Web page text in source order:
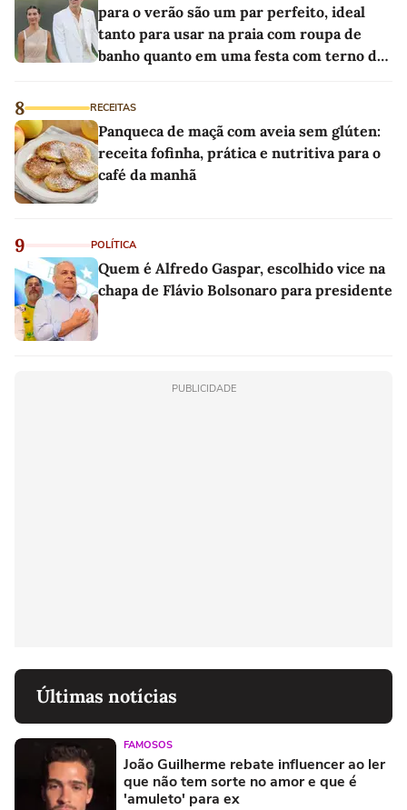
para o verão são um par perfeito, ideal
tanto para usar na praia com roupa de
banho quanto em uma festa com terno de
8 RECEITAS
Panqueca de maçã com aveia sem glúten:
receita fofinha, prática e nutritiva para o
café da manhã
9 POLÍTICA
Quem é Alfredo Gaspar, escolhido vice na
chapa de Flávio Bolsonaro para presidente
PUBLICIDADE
Últimas notícias
FAMOSOS
João Guilherme rebate influencer ao ler
que não tem sorte no amor e que é
'amuleto' para ex